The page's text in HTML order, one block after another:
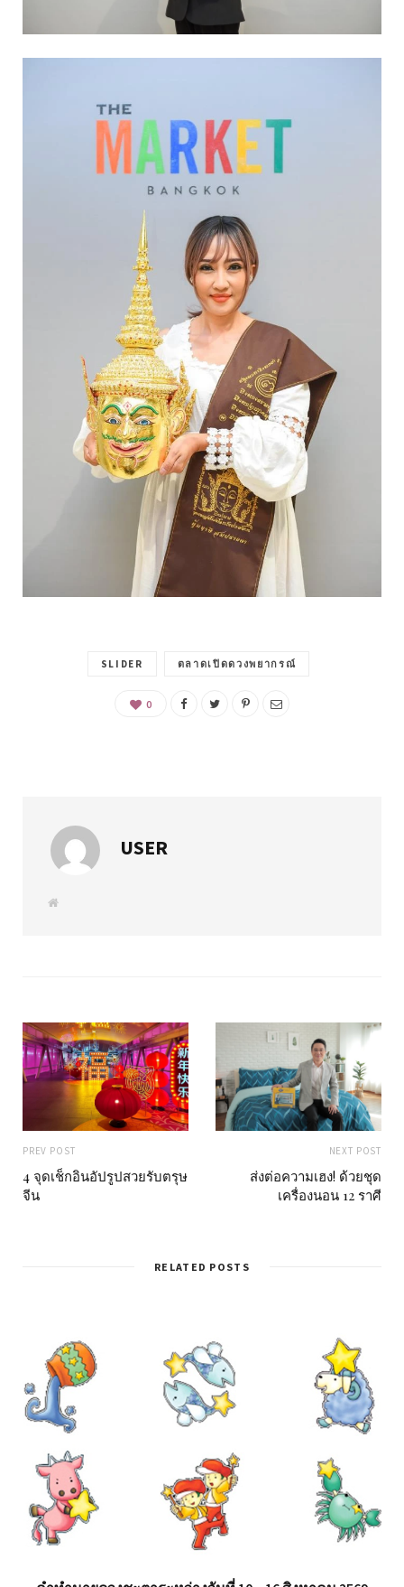
SLIDER ตลาดเปิดดวงพยากรณ์
0
USER
W
PREV POST
4 จุดเช็กอินอัปรูปสวยรับตรุษ
จีน
NEXT POST
ส่งต่อความเฮง! ด้วยชุด
เครื่องนอน 12 ราศี
RELATED POSTS